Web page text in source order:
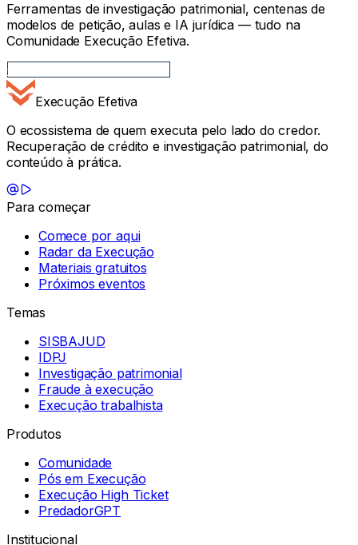
Ferramentas de investigação patrimonial, centenas de
modelos de petição, aulas e IA jurídica — tudo na
Comunidade Execução Efetiva.
Conhecer a Comunidade
Execução Efetiva
O ecossistema de quem executa pelo lado do credor.
Recuperação de crédito e investigação patrimonial, do
conteúdo à prática.
Para começar
Comece por aqui
Radar da Execução
Materiais gratuitos
Próximos eventos
Temas
SISBAJUD
IDPJ
Investigação patrimonial
Fraude à execução
Execução trabalhista
Produtos
Comunidade
Pós em Execução
Execução High Ticket
PredadorGPT
Institucional